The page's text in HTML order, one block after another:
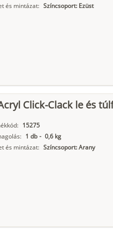
és mintázat: Színcsoport: Ezüst
Click-Clack le és
15275
1 db - 0,6 kg
és mintázat: Színcsoport: Arany